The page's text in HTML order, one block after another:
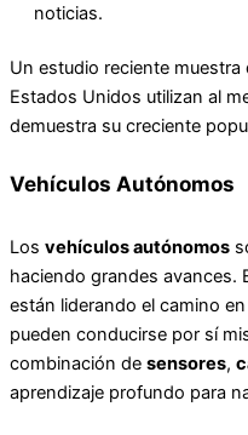
noticias.
Un estudio reciente muestra
Estados Unidos utilizan al
demuestra su creciente
Vehículos Autónomos
Los vehículos autónomos
haciendo grandes avances.
están liderando el camino
pueden conducirse por sí
combinación de sensores,
aprendizaje profundo para